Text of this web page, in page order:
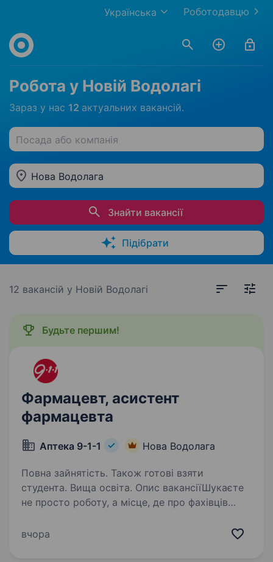
Роботодавцю
Українська
Робота у Новій Водолагі
Зараз у нас 12 актуальних вакансій.
Посада або компанія
Нова Водолага
Знайти вакансії
Підібрати
12 вакансій у Новій Водолагі
Будьте першим!
Фармацевт, асистент
фармацевта
Аптека 9-1-1 Нова Водолага
Повна зайнятість. Також готові взяти
студента. Вища освіта. Опис вакансіїШукаєте
не просто роботу, а місце, де про фахівців
дня? Тоді запрошуємо до команди аптечної
вчора